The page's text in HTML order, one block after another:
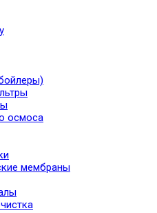
осмоса
мембраны